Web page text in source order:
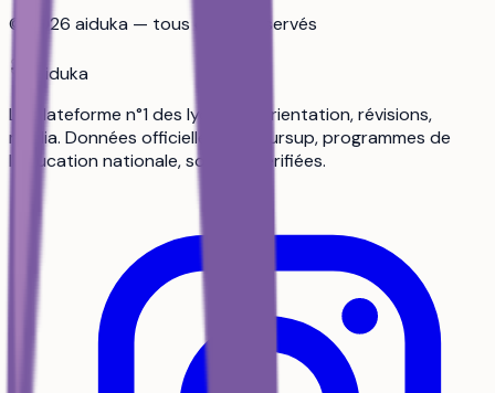
©
2026 aiduka — tous droits réservés
aiduka
La plateforme n°1 des lycéens : orientation, révisions,
média. Données officielles Parcoursup, programmes de
l’Éducation nationale, sources vérifiées.